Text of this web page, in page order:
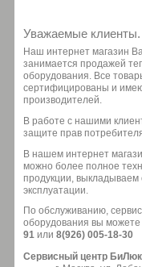
Уважаемые клиенты.
Наш интернет магазин
занимается продажей
оборудования. Все
сертифицированы и
производителей.
В работе с нашими
защите прав
В нашем интернет
можно более полное
продукции, выкладываем
эксплуатации.
По обслуживанию,
оборудования вы
91 или 8(926) 005-18-30
Сервисный центр